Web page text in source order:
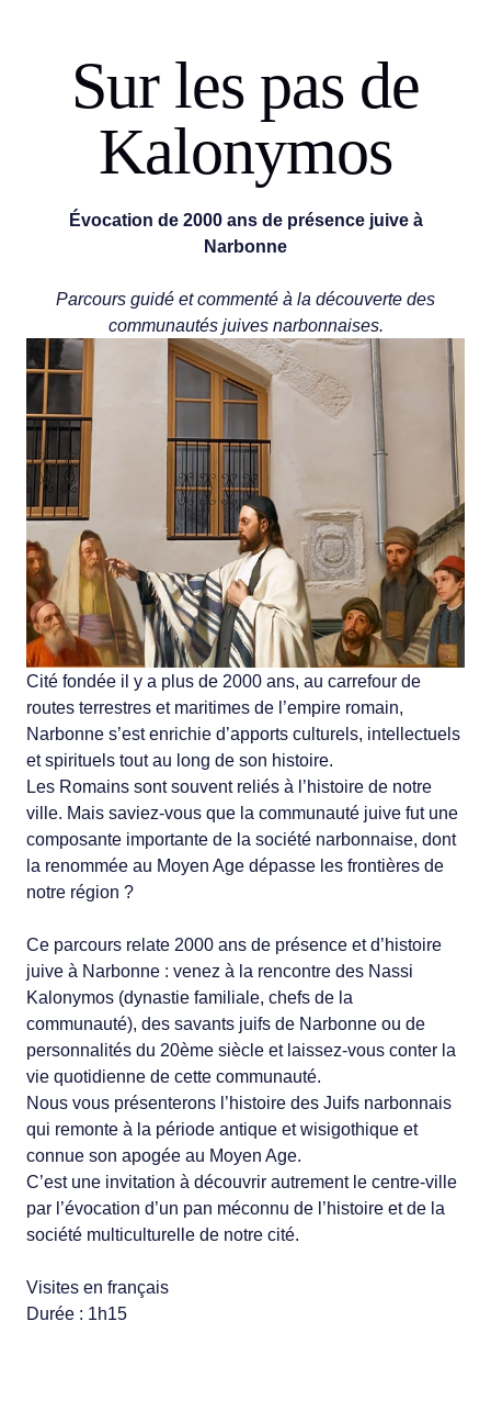
Sur les pas de
Kalonymos
Évocation de 2000 ans de présence juive à
Narbonne
Parcours guidé et commenté à la découverte des
communautés juives narbonnaises.
Cité fondée il y a plus de 2000 ans, au carrefour de
routes terrestres et maritimes de l’empire romain,
Narbonne s’est enrichie d’apports culturels, intellectuels
et spirituels tout au long de son histoire.
Les Romains sont souvent reliés à l’histoire de notre
ville. Mais saviez-vous que la communauté juive fut une
composante importante de la société narbonnaise, dont
la renommée au Moyen Age dépasse les frontières de
notre région ?
Ce parcours relate 2000 ans de présence et d’histoire
juive à Narbonne : venez à la rencontre des Nassi
Kalonymos (dynastie familiale, chefs de la
communauté), des savants juifs de Narbonne ou de
personnalités du 20ème siècle et laissez-vous conter la
vie quotidienne de cette communauté.
Nous vous présenterons l’histoire des Juifs narbonnais
qui remonte à la période antique et wisigothique et
connue son apogée au Moyen Age.
C’est une invitation à découvrir autrement le centre-ville
par l’évocation d’un pan méconnu de l’histoire et de la
société multiculturelle de notre cité.
Visites en français
Durée : 1h15